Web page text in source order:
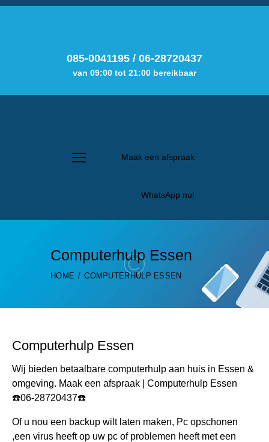
085-0041195 / 06-28720437
van 09:00 tot 21:00 bereikbaar
Maak een afspraak
WhatsApp nu!
Computerhulp Essen
HOME COMPUTERHULP ESSEN
Computerhulp Essen
Wij bieden betaalbare computerhulp aan huis in Essen &
omgeving. Maak een afspraak | Computerhulp Essen
☎️06-28720437☎️
Of u nou een backup wilt laten maken, Pc opschonen
,een virus heeft op uw pc of problemen heeft met een